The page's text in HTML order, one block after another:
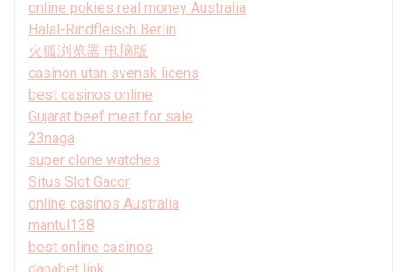
online pokies real money Australia
Halal-Rindfleisch Berlin
火狐浏览器 电脑版
casinon utan svensk licens
best casinos online
Gujarat beef meat for sale
23naga
super clone watches
Situs Slot Gacor
online casinos Australia
mantul138
best online casinos